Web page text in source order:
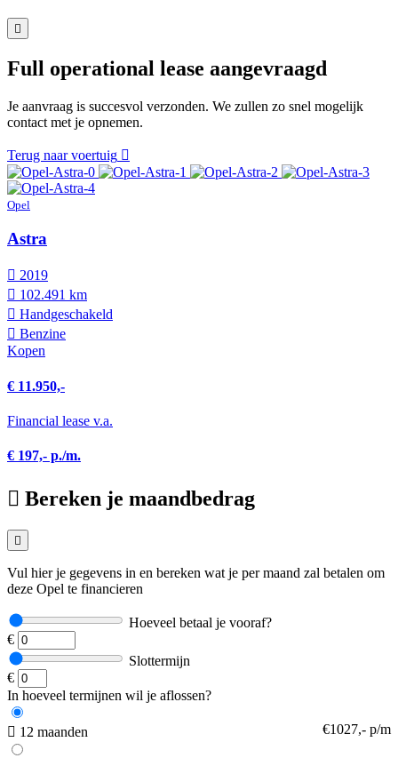
Full operational lease aangevraagd
Je aanvraag is succesvol verzonden. We zullen zo snel mogelijk
contact met je opnemen.
Terug naar voertuig
Opel
Astra
2019
102.491 km
Hand­geschakeld
Benzine
Kopen
€ 11.950,-
Financial lease v.a.
€ 197,- p./m.
Bereken je maandbedrag
Vul hier je gegevens in en bereken wat je per maand zal betalen om
deze Opel te financieren
Hoeveel betaal je vooraf?
€
Slottermijn
€
In hoeveel termijnen wil je aflossen?
12 maanden €1027,- p/m